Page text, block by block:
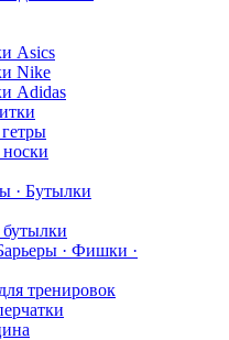
Asics
Nike
Adidas
· Бутылки
· Фишки ·
тренировок